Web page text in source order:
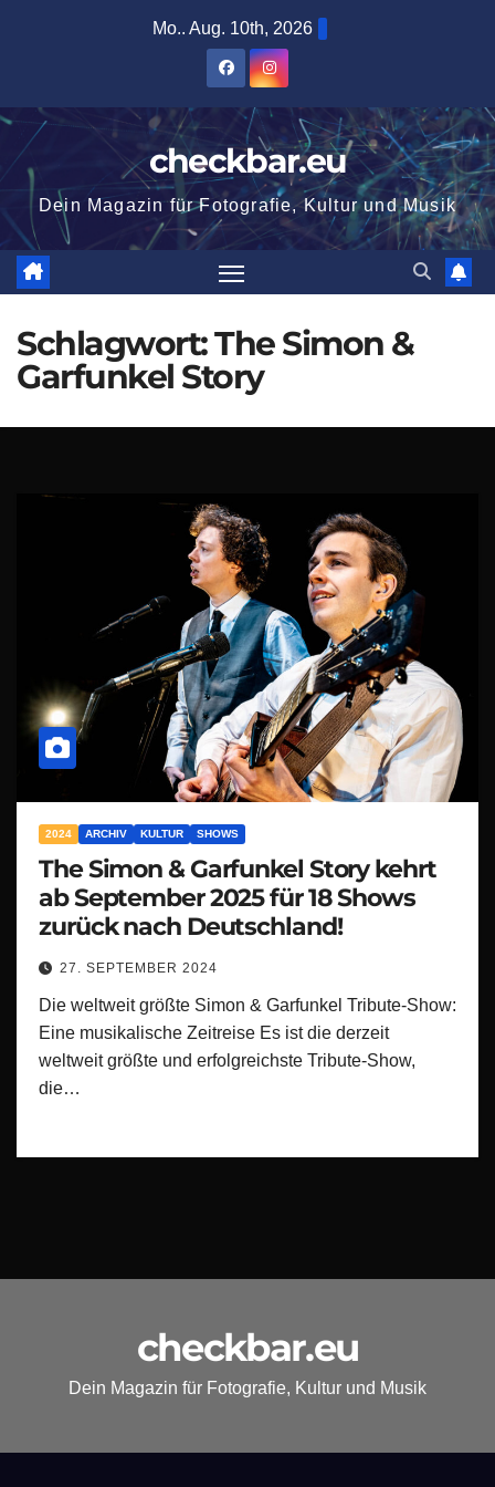
Mo.. Aug. 10th, 2026
checkbar.eu
Dein Magazin für Fotografie, Kultur und Musik
Schlagwort:The Simon &
Garfunkel Story
2024 ARCHIV KULTUR SHOWS
The Simon & Garfunkel Story kehrt
ab September 2025 für 18 Shows
zurück nach Deutschland!
27. SEPTEMBER 2024
Die weltweit größte Simon & Garfunkel Tribute-Show:
Eine musikalische Zeitreise Es ist die derzeit
weltweit größte und erfolgreichste Tribute-Show,
die…
checkbar.eu
Dein Magazin für Fotografie, Kultur und Musik